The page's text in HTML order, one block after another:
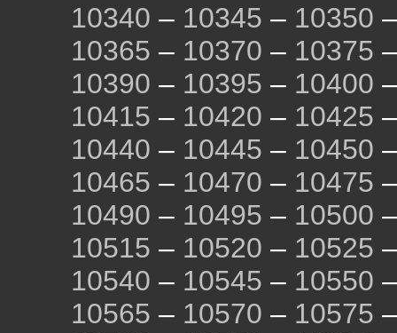
10340 – 10345 – 10350
10365 – 10370 – 10375
10390 – 10395 – 10400
10415 – 10420 – 10425
10440 – 10445 – 10450
10465 – 10470 – 10475
10490 – 10495 – 10500
10515 – 10520 – 10525
10540 – 10545 – 10550
10565 – 10570 – 10575